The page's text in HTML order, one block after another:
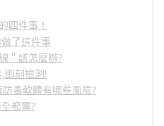
四件事！
了這件事
＂該怎麼辦?
即刻檢測!
毒軟體有哪些風險?
都露?